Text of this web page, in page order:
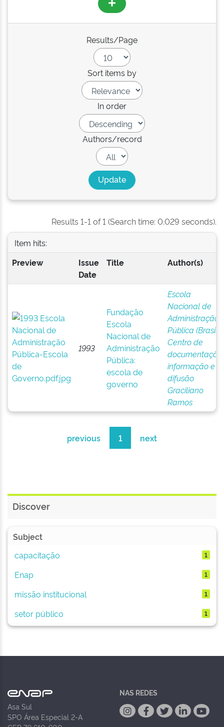
Results/Page
Sort items by
In order
Authors/record
Results 1-1 of 1 (Search time: 0.029 seconds).
Item hits:
Preview
Issue
Date
Title Author(s)
1993
Fundação
Escola
Nacional de
Administração
Pública:
escola de
governo
Escola
Nacional de
Administração
Pública (Brasil).
Centro de
documentação,
informação e
difusão
Graciliano
Ramos
previous 1 next
Discover
Subject
capacitação
1
Enap 1
missão institucional 1
setor público 1
Asa Sul
SPO Área Especial 2-A
NAS REDES